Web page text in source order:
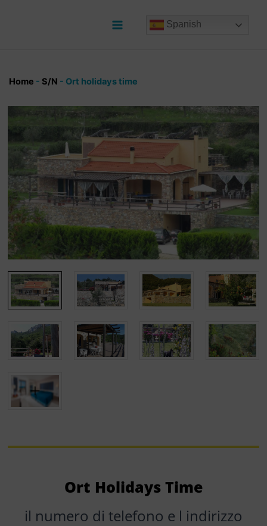
Spanish
Home - S/N - Ort holidays time
Ort Holidays Time
il numero di telefono e l indirizzo